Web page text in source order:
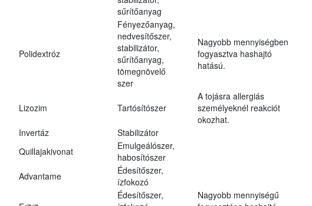
sűrítőanyag
Polidextróz
Fényezőanyag,
nedvesítőszer,
stabilizátor,
sűrítőanyag,
tömegnövelő
szer
Nagyobb mennyiségben
fogyasztva hashajtó
hatású.
Lizozim Tartósítószer
A tojásra allergiás
személyeknél reakciót
okozhat.
Invertáz
Stabilizátor
Quillajakivonat
Emulgeálószer,
habosítószer
Advantame
Édesítőszer,
ízfokozó
Édesítőszer,
Nagyobb mennyiségű